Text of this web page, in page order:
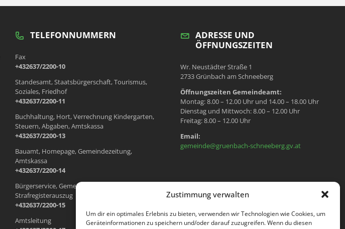
Zustimmung verwalten
Um dir ein optimales Erlebnis zu bieten, verwenden wir Technologien wie Cookies, um
Geräteinformationen zu speichern und/oder darauf zuzugreifen. Wenn du diesen
TELEFONNUMMERN
Fax
+432637/2200-10
Standesamt, Staatsbürgerschaft, Tourismus,
Soziales, Friedhof
+432637/2200-11
Buchhaltung, Hort, Verrechnung Kindergarten,
Steuern, Abgaben, Amtskassa
+432637/2200-13
Bauamt, Homepage, Gemeindezeitung,
Amtskassa
+432637/2200-14
Bürgerservice, Gemeindewohnungen, Meldeamt,
Strafregisterauszug
+432637/2200-15
Amtsleitung
ADRESSE UND
ÖFFNUNGSZEITEN
Wr. Neustädter Straße 1
2733 Grünbach am Schneeberg
Öffnungszeiten Gemeindeamt:
Montag: 8.00 – 12.00 Uhr und 14.00 – 18.00 Uhr
Dienstag und Mittwoch: 8.00 – 12.00 Uhr
Freitag: 8.00 – 12.00 Uhr
Email:
gemeinde@gruenbach-schneeberg.gv.at